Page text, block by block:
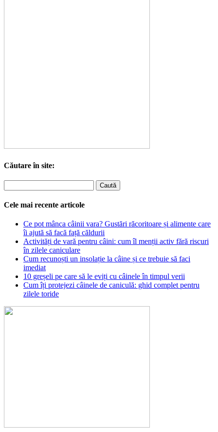
Căutare în site:
Cele mai recente articole
Ce pot mânca câinii vara? Gustări răcoritoare și alimente care
îi ajută să facă față căldurii
Activități de vară pentru câini: cum îl menții activ fără riscuri
în zilele caniculare
Cum recunoști un insolație la câine și ce trebuie să faci
imediat
10 greșeli pe care să le eviți cu câinele în timpul verii
Cum îți protejezi câinele de caniculă: ghid complet pentru
zilele toride